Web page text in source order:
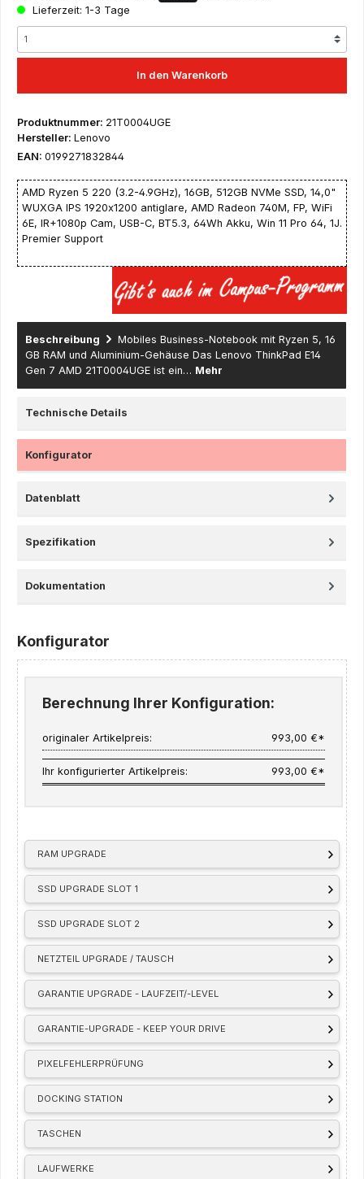
Lieferzeit: 1-3 Tage
In den Warenkorb
Produktnummer: 21T0004UGE
Hersteller: Lenovo
EAN: 0199271832844
AMD Ryzen 5 220 (3.2-4.9GHz), 16GB, 512GB NVMe SSD, 14,0"
WUXGA IPS 1920x1200 antiglare, AMD Radeon 740M, FP, WiFi
6E, IR+1080p Cam, USB-C, BT5.3, 64Wh Akku, Win 11 Pro 64, 1J.
Premier Support
Beschreibung
Mobiles Business-Notebook mit Ryzen 5, 16
GB RAM und Aluminium-Gehäuse Das Lenovo ThinkPad E14
Gen 7 AMD 21T0004UGE ist ein… Mehr
Technische Details
Konfigurator
Datenblatt
Spezifikation
Dokumentation
Konfigurator
RAM UPGRADE
SSD UPGRADE SLOT 1
SSD UPGRADE SLOT 2
NETZTEIL UPGRADE / TAUSCH
GARANTIE UPGRADE - LAUFZEIT/-LEVEL
GARANTIE-UPGRADE - KEEP YOUR DRIVE
PIXELFEHLERPRÜFUNG
DOCKING STATION
TASCHEN
LAUFWERKE
Berechnung Ihrer Konfiguration:
originaler Artikelpreis: 993,00 €*
Ihr konfigurierter Artikelpreis: 993,00 €*